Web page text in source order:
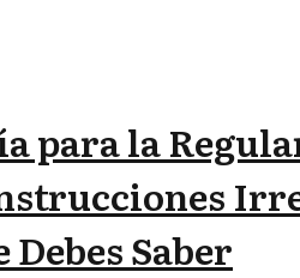
para la
Debes Saber